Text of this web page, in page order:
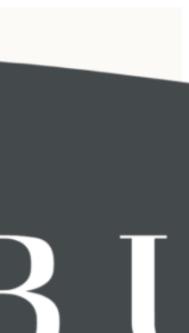
HR
enhver virksomhets
en varslingsprosess eller i
BUHR tilgjengelig kan
det tar fokus fra